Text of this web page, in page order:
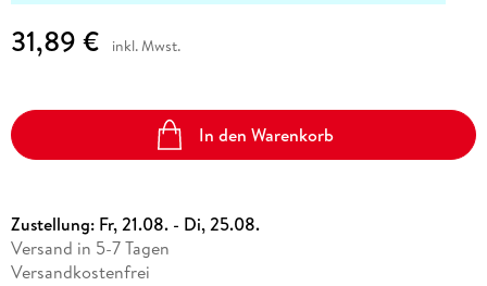
31,89 € inkl. Mwst.
In den Warenkorb
Zustellung: Fr, 21.08. - Di, 25.08.
Versand in 5-7 Tagen
Versandkostenfrei